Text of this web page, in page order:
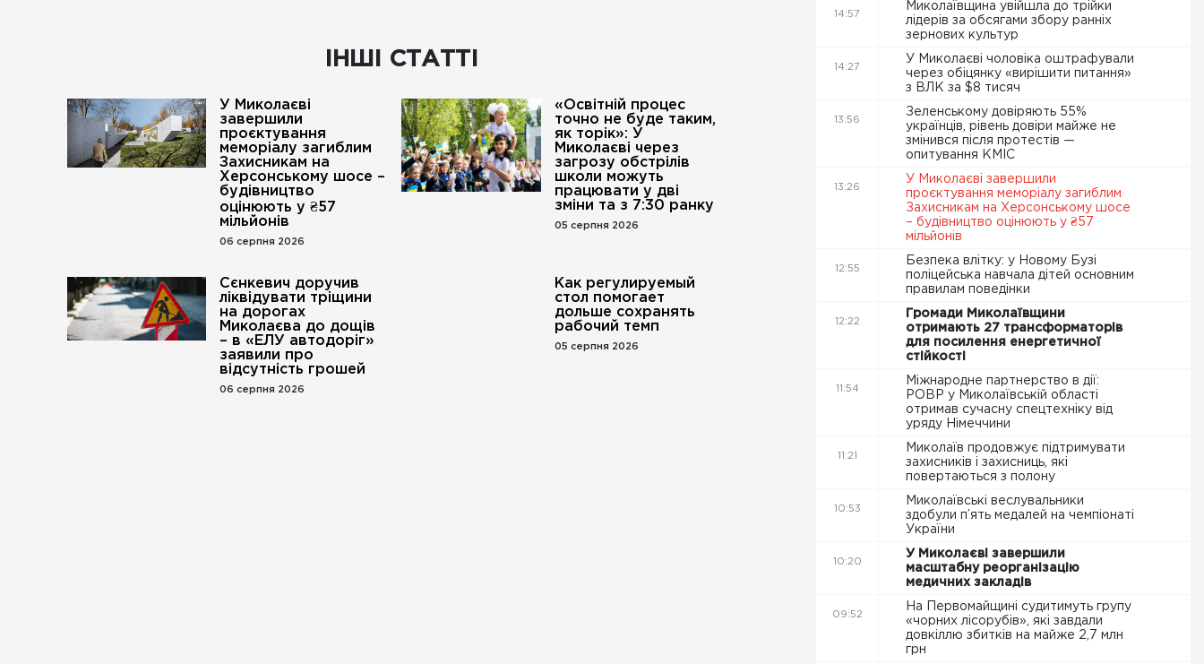
ІНШІ СТАТТІ
У Миколаєві
завершили
проєктування
меморіалу загиблим
Захисникам на
Херсонському шосе –
будівництво
оцінюють у ₴57
мільйонів
06 серпня 2026
«Освітній процес
точно не буде таким,
як торік»: У
Миколаєві через
загрозу обстрілів
школи можуть
працювати у дві
зміни та з 7:30 ранку
05 серпня 2026
Сєнкевич доручив
ліквідувати тріщини
на дорогах
Миколаєва до дощів
– в «ЕЛУ автодоріг»
заявили про
відсутність грошей
06 серпня 2026
Как регулируемый
стол помогает
дольше сохранять
рабочий темп
05 серпня 2026
14:57
Миколаївщина увійшла до трійки
лідерів за обсягами збору ранніх
зернових культур
14:27
У Миколаєві чоловіка оштрафували
через обіцянку «вирішити питання»
з ВЛК за $8 тисяч
13:56
Зеленському довіряють 55%
українців, рівень довіри майже не
змінився після протестів —
опитування КМІС
13:26
У Миколаєві завершили
проєктування меморіалу загиблим
Захисникам на Херсонському шосе
– будівництво оцінюють у ₴57
мільйонів
12:55
Безпека влітку: у Новому Бузі
поліцейська навчала дітей основним
правилам поведінки
12:22
Громади Миколаївщини
отримають 27 трансформаторів
для посилення енергетичної
стійкості
11:54
Міжнародне партнерство в дії:
РОВР у Миколаївській області
отримав сучасну спецтехніку від
уряду Німеччини
11:21
Миколаїв продовжує підтримувати
захисників і захисниць, які
повертаються з полону
10:53
Миколаївські веслувальники
здобули п’ять медалей на чемпіонаті
України
10:20
У Миколаєві завершили
масштабну реорганізацію
медичних закладів
09:52
На Первомайщині судитимуть групу
«чорних лісорубів», які завдали
довкіллю збитків на майже 2,7 млн
грн